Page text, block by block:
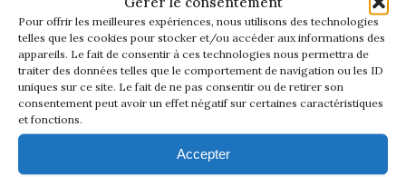
Pour offrir les meilleures expériences, nous utilisons des technologies
telles que les cookies pour stocker et/ou accéder aux informations des
appareils. Le fait de consentir à ces technologies nous permettra de
traiter des données telles que le comportement de navigation ou les ID
uniques sur ce site. Le fait de ne pas consentir ou de retirer son
consentement peut avoir un effet négatif sur certaines caractéristiques
et fonctions.
Accepter